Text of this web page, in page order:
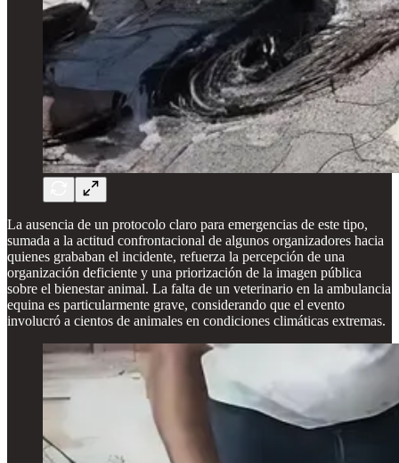
La ausencia de un protocolo claro para emergencias de este tipo,
sumada a la actitud confrontacional de algunos organizadores hacia
quienes grababan el incidente, refuerza la percepción de una
organización deficiente y una priorización de la imagen pública
sobre el bienestar animal. La falta de un veterinario en la ambulancia
equina es particularmente grave, considerando que el evento
involucró a cientos de animales en condiciones climáticas extremas.